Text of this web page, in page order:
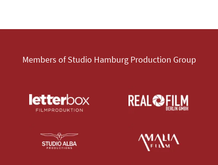
Members of Studio Hamburg Production Group